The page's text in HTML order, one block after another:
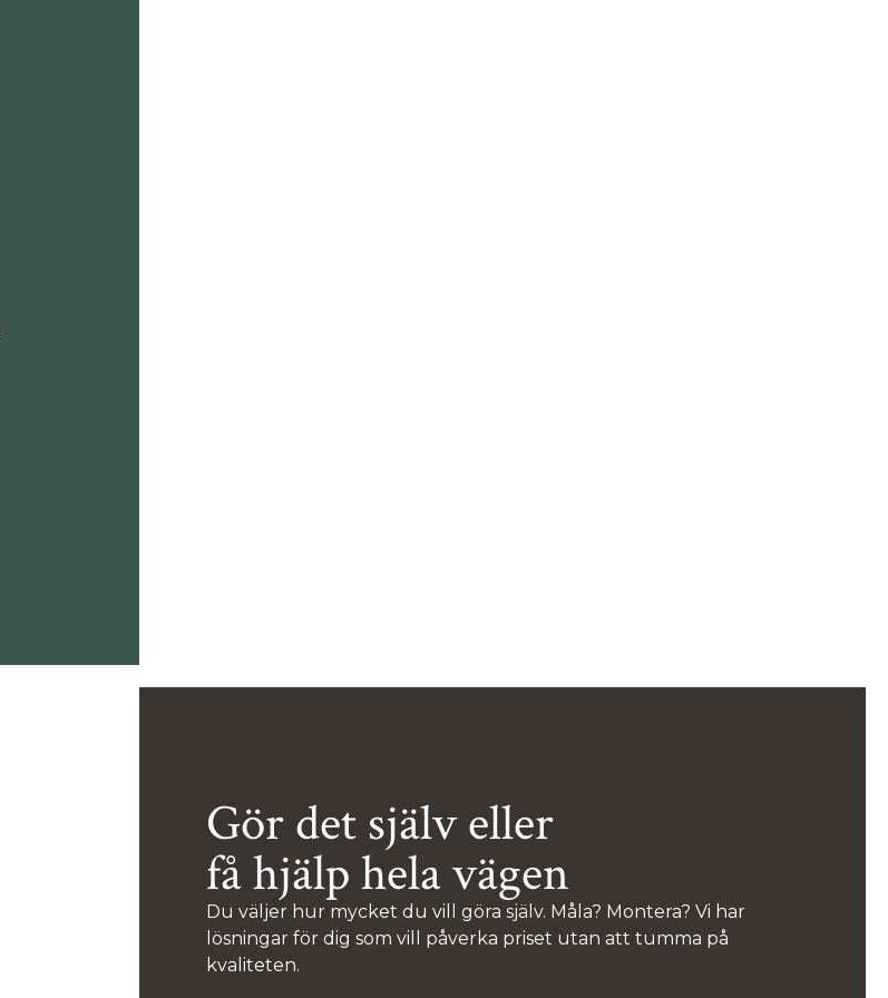
Gör det själv eller
få hjälp hela vägen
Du väljer hur mycket du vill göra själv. Måla? Montera? Vi har
lösningar för dig som vill påverka priset utan att tumma på
kvaliteten.